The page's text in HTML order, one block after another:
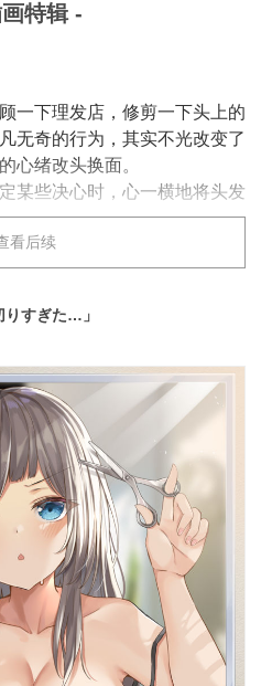
特辑 -
一下理发店，修剪一下头上的
无奇的行为，其实不光改变了
心绪改头换面。
某些决心时，心一横地将头发
造型，从里到外地宣示自己将
特辑。快来看看吧。
看后续
すぎた…」